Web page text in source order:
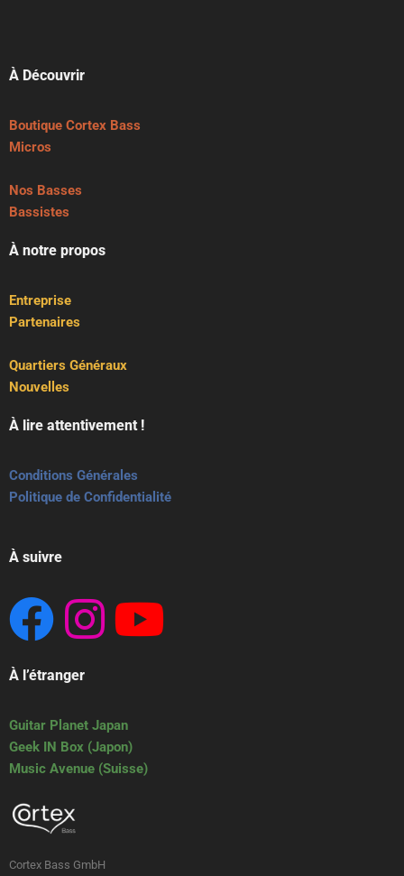
À Découvrir
Boutique Cortex Bass
Micros
Nos Basses
Bassistes
À notre propos
Entreprise
Partenaires
Quartiers Généraux
Nouvelles
À lire attentivement !
Conditions Générales
Politique de Confidentialité
À suivre
À l’étranger
Guitar Planet Japan
Geek IN Box (Japon)
Music Avenue (Suisse)
Cortex Bass GmbH